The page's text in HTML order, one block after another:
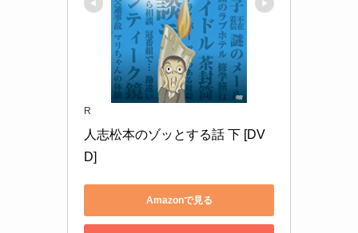
R
人志松本のゾッとする話 下 [DV
D]
Amazonで見る